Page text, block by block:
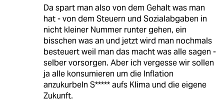
Da spart man also von dem Gehalt was man
hat - von dem Steuern und Sozialabgaben in
nicht kleiner Nummer runter gehen, ein
bisschen was an und jetzt wird man nochmals
besteuert weil man das macht was alle sagen -
selber vorsorgen. Aber ich vergesse wir sollen
ja alle konsumieren um die Inflation
anzukurbeln S***** aufs Klima und die eigene
Zukunft.